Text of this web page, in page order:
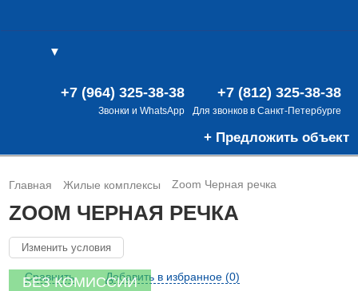
▼
+7 (812) 325-38-38
Для звонков в Санкт-Петербурге
+7 (964) 325-38-38
Звонки и WhatsApp
+ Предложить объект
Главная Жилые комплексы Zoom Черная речка
ZOOM ЧЕРНАЯ РЕЧКА
Изменить условия
Сравнить
Добавить в избранное (0)
БЕЗ КОМИССИИ